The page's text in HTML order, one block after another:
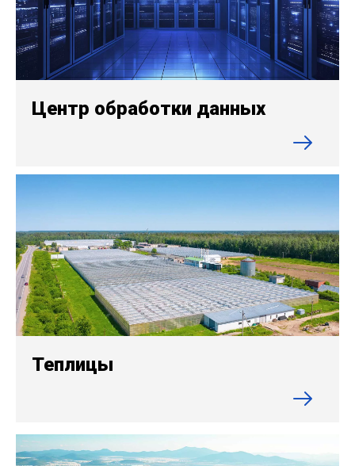
Центр обработки данных
Теплицы